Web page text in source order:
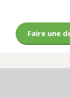
Faire une